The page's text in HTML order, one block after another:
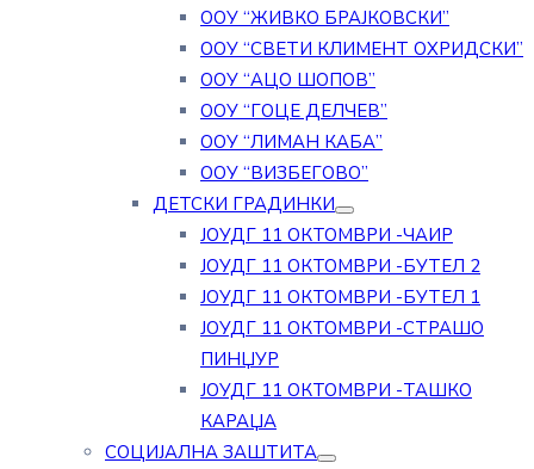
ООУ “ЖИВКО БРАЈКОВСКИ”
ООУ “СВЕТИ КЛИМЕНТ ОХРИДСКИ”
ООУ “АЦО ШОПОВ”
ООУ “ГОЦЕ ДЕЛЧЕВ”
ООУ “ЛИМАН КАБА”
ООУ “ВИЗБЕГОВО”
ДЕТСКИ ГРАДИНКИ
ЈОУДГ 11 ОКТОМВРИ -ЧАИР
ЈОУДГ 11 ОКТОМВРИ -БУТЕЛ 2
ЈОУДГ 11 ОКТОМВРИ -БУТЕЛ 1
ЈОУДГ 11 ОКТОМВРИ -СТРАШО
ПИНЏУР
ЈОУДГ 11 ОКТОМВРИ -ТАШКО
КАРАЏА
СОЦИЈАЛНА ЗАШТИТА